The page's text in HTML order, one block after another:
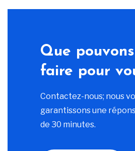
Que
faire pour
Contactez-nous; nous
garantissons une
de 30 minutes.